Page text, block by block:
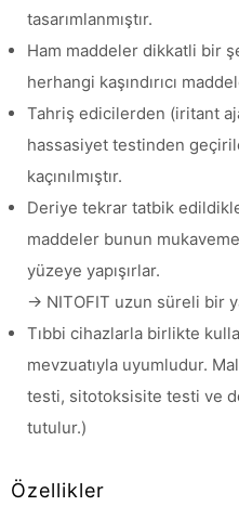
tasarımlanmıştır.
Ham maddeler dikkatli bir
herhangi kaşındırıcı
Tahriş edicilerden (iritant
hassasiyet testinden
kaçınılmıştır.
Deriye tekrar tatbik
maddeler bunun
yüzeye yapışırlar.
→ NITOFIT uzun süreli bir
Tıbbi cihazlarla birlikte
mevzuatıyla uyumludur.
testi, sitotoksisite testi ve
tutulur.)
Özellikler